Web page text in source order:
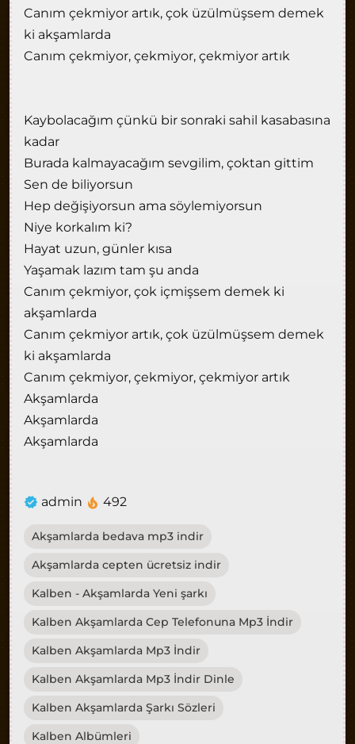
Canım çekmiyor artık, çok üzülmüşsem demek
ki akşamlarda
Canım çekmiyor, çekmiyor, çekmiyor artık
Kaybolacağım çünkü bir sonraki sahil kasabasına
kadar
Burada kalmayacağım sevgilim, çoktan gittim
Sen de biliyorsun
Hep değişiyorsun ama söylemiyorsun
Niye korkalım ki?
Hayat uzun, günler kısa
Yaşamak lazım tam şu anda
Canım çekmiyor, çok içmişsem demek ki
akşamlarda
Canım çekmiyor artık, çok üzülmüşsem demek
ki akşamlarda
Canım çekmiyor, çekmiyor, çekmiyor artık
Akşamlarda
Akşamlarda
Akşamlarda
admin 492
Akşamlarda bedava mp3 indir
Akşamlarda cepten ücretsiz indir
Kalben - Akşamlarda Yeni şarkı
Kalben Akşamlarda Cep Telefonuna Mp3 İndir
Kalben Akşamlarda Mp3 İndir
Kalben Akşamlarda Mp3 İndir Dinle
Kalben Akşamlarda Şarkı Sözleri
Kalben Albümleri